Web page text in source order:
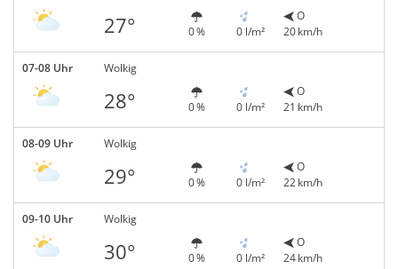
27° 0 % 0 l/m²
O
20 km/h
07-08 Uhr Wolkig
28° 0 % 0 l/m²
O
21 km/h
08-09 Uhr Wolkig
29° 0 % 0 l/m²
O
22 km/h
09-10 Uhr Wolkig
30° 0 % 0 l/m²
O
24 km/h